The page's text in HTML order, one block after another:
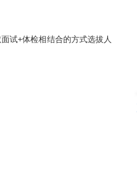
试+体检相结合的方式选拔人